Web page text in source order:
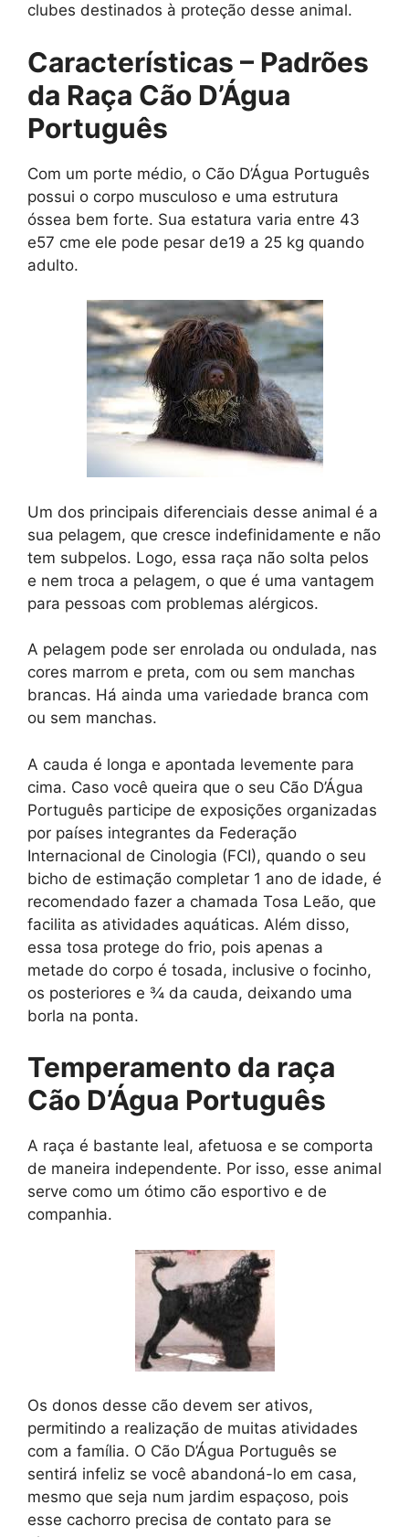
clubes destinados à proteção desse animal.
Características – Padrões
da Raça Cão D’Água
Português
Com um porte médio, o Cão D’Água Português
possui o corpo musculoso e uma estrutura
óssea bem forte. Sua estatura varia entre 43
e57 cme ele pode pesar de19 a 25 kg quando
adulto.
Um dos principais diferenciais desse animal é a
sua pelagem, que cresce indefinidamente e não
tem subpelos. Logo, essa raça não solta pelos
e nem troca a pelagem, o que é uma vantagem
para pessoas com problemas alérgicos.
A pelagem pode ser enrolada ou ondulada, nas
cores marrom e preta, com ou sem manchas
brancas. Há ainda uma variedade branca com
ou sem manchas.
A cauda é longa e apontada levemente para
cima. Caso você queira que o seu Cão D’Água
Português participe de exposições organizadas
por países integrantes da Federação
Internacional de Cinologia (FCI), quando o seu
bicho de estimação completar 1 ano de idade, é
recomendado fazer a chamada Tosa Leão, que
facilita as atividades aquáticas. Além disso,
essa tosa protege do frio, pois apenas a
metade do corpo é tosada, inclusive o focinho,
os posteriores e ¾ da cauda, deixando uma
borla na ponta.
Temperamento da raça
Cão D’Água Português
A raça é bastante leal, afetuosa e se comporta
de maneira independente. Por isso, esse animal
serve como um ótimo cão esportivo e de
companhia.
Os donos desse cão devem ser ativos,
permitindo a realização de muitas atividades
com a família. O Cão D’Água Português se
sentirá infeliz se você abandoná-lo em casa,
mesmo que seja num jardim espaçoso, pois
esse cachorro precisa de contato para se